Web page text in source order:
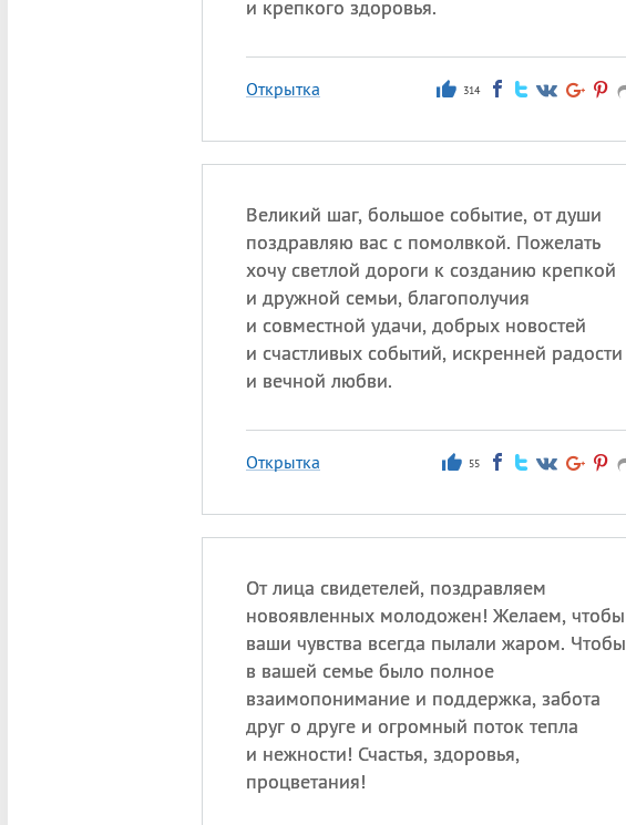
и крепкого здоровья.
Открытка 314
Великий шаг, большое событие, от души
поздравляю вас с помолвкой. Пожелать
хочу светлой дороги к созданию крепкой
и дружной семьи, благополучия
и совместной удачи, добрых новостей
и счастливых событий, искренней радости
и вечной любви.
Открытка 55
От лица свидетелей, поздравляем
новоявленных молодожен! Желаем, чтобы
ваши чувства всегда пылали жаром. Чтобы
в вашей семье было полное
взаимопонимание и поддержка, забота
друг о друге и огромный поток тепла
и нежности! Счастья, здоровья,
процветания!